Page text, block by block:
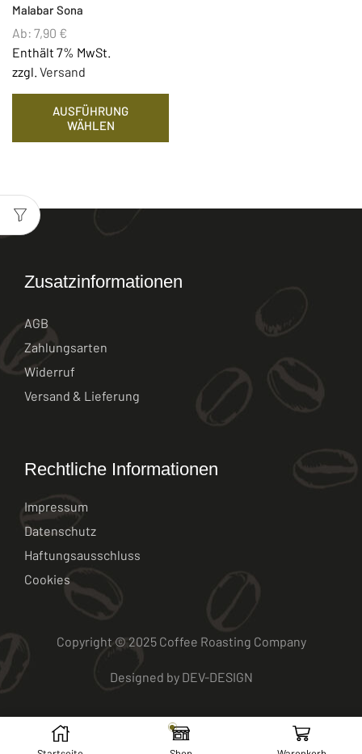
Malabar Sona
Ab: 7,90 €
Enthält 7% MwSt.
zzgl. Versand
AUSFÜHRUNG
WÄHLEN
Zusatzinformationen
AGB
Zahlungsarten
Widerruf
Versand & Lieferung
Rechtliche Informationen
Impressum
Datenschutz
Haftungsausschluss
Cookies
Copyright © 2025 Coffee Roasting Company
Designed by DEV-DESIGN